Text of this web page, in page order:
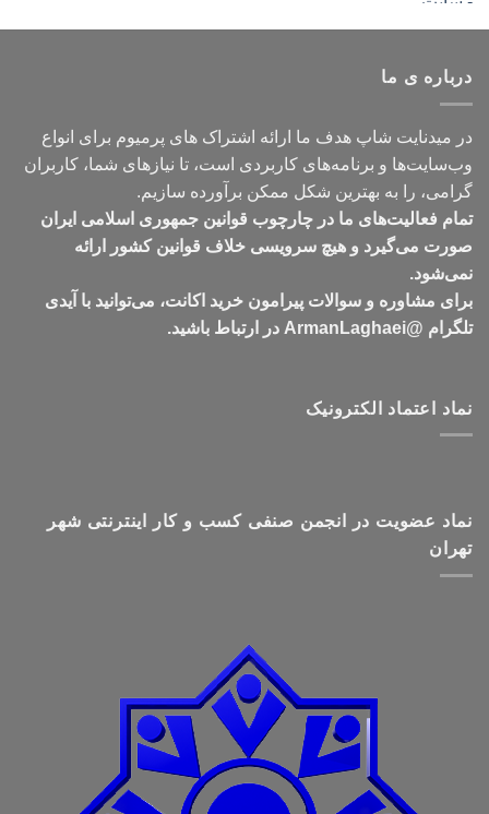
تومان399,000
درباره ی ما
در میدنایت شاپ هدف ما ارائه اشتراک های پرمیوم برای انواع
وب‌سایت‌ها و برنامه‌های کاربردی است، تا نیازهای شما، کاربران
گرامی، را به بهترین شکل ممکن برآورده سازیم.
تمام فعالیت‌های ما در چارچوب قوانین جمهوری اسلامی ایران
صورت می‌گیرد و هیچ سرویسی خلاف قوانین کشور ارائه
نمی‌شود.
برای مشاوره و سوالات پیرامون خرید اکانت، می‌توانید با آیدی
تلگرام @ArmanLaghaei در ارتباط باشید.
نماد اعتماد الکترونیک
نماد عضویت در انجمن صنفی کسب و کار اینترنتی شهر
تهران